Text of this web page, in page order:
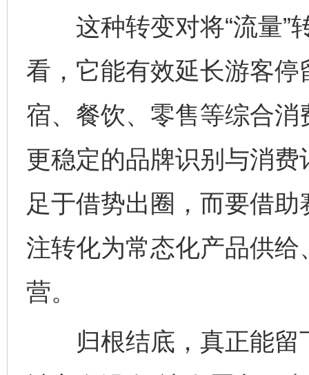
这种转变对将“流量”转
看，它能有效延长游客
宿、餐饮、零售等综合
更稳定的品牌识别与消
足于借势出圈，而要借
注转化为常态化产品供
营。
归根结底，真正能留